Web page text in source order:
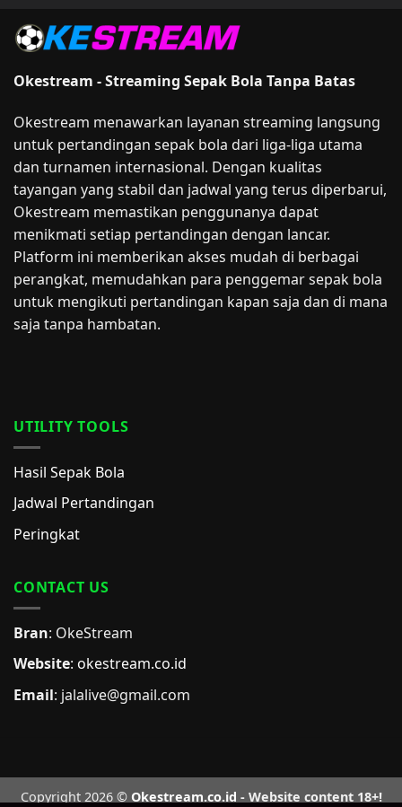
Okestream - Streaming Sepak Bola Tanpa Batas
Okestream menawarkan layanan streaming langsung
untuk pertandingan sepak bola dari liga-liga utama
dan turnamen internasional. Dengan kualitas
tayangan yang stabil dan jadwal yang terus diperbarui,
Okestream memastikan penggunanya dapat
menikmati setiap pertandingan dengan lancar.
Platform ini memberikan akses mudah di berbagai
perangkat, memudahkan para penggemar sepak bola
untuk mengikuti pertandingan kapan saja dan di mana
saja tanpa hambatan.
UTILITY TOOLS
Hasil Sepak Bola
Jadwal Pertandingan
Peringkat
CONTACT US
Bran: OkeStream
Website: okestream.co.id
Email: jalalive@gmail.com
Copyright 2026 © Okestream.co.id - Website content 18+!